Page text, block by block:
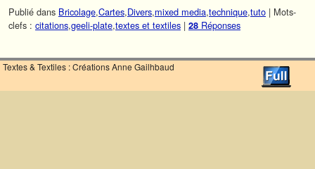
Publié dans Bricolage,Cartes,Divers,mixed media,technique,tuto | Mots-
clefs : citations,geeli-plate,textes et textiles | 28 Réponses
Textes & Textiles : Créations Anne Gailhbaud